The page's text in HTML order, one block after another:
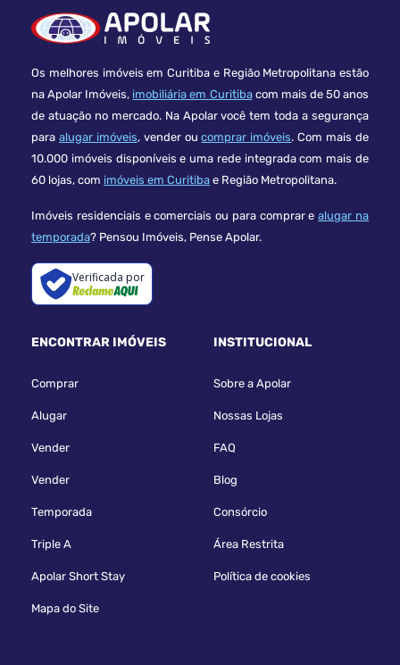
Os melhores imóveis em Curitiba e Região Metropolitana estão
na Apolar Imóveis, imobiliária em Curitibacom mais de 50 anos
de atuação no mercado. Na Apolar você tem toda a segurança
para alugar imóveis, vender oucomprar imóveis. Com mais de
10.000 imóveis disponíveis e uma rede integrada com mais de
60 lojas, com imóveis em Curitiba e Região Metropolitana.
Imóveis residenciais e comerciais ou para comprar ealugar na
temporada? Pensou Imóveis, Pense Apolar.
Verificada por
ENCONTRAR IMÓVEIS
Comprar
Alugar
Vender
Vender
Temporada
Triple A
Apolar Short Stay
Mapa do Site
INSTITUCIONAL
Sobre a Apolar
Nossas Lojas
FAQ
Blog
Consórcio
Área Restrita
Política de cookies